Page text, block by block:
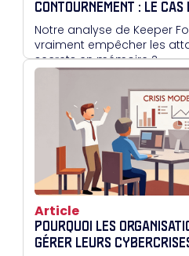
CONTOURNEMENT : LE CAS
Notre analyse de Keeper
vraiment empêcher les
secrets en mémoire ?
Article
POURQUOI LES
GÉRER LEURS